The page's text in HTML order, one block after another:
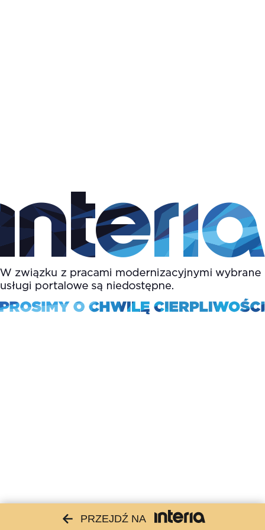
PRZEJDŹ NA